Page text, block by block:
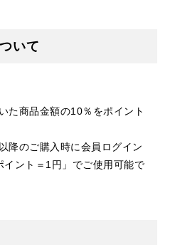
いて
た商品金額の10％をポイント
降のご購入時に会員ログイン
イント＝1円」でご使用可能で